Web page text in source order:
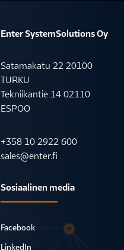
Enter SystemSolutions Oy
Satamakatu 22 20100
TURKU
Tekniikantie 14 02110
ESPOO
+358 10 2922 600
sales@enter.fi
Sosiaalinen media
Facebook
LinkedIn